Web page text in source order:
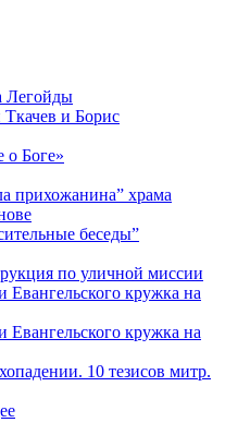
Легойды
и Борис
о Боге»
прихожанина” храма
беседы”
по уличной миссии
Евангельского кружка на
Евангельского кружка на
10 тезисов митр.